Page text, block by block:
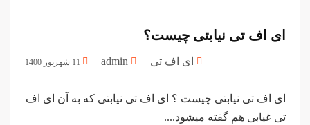
ای اف تی نیابتی چیست؟
ای اف تی
ای اف تی نیابتی چیست ؟ ای اف تی نیابتی که به آن ای اف
تی غیابی هم گفته میشود....